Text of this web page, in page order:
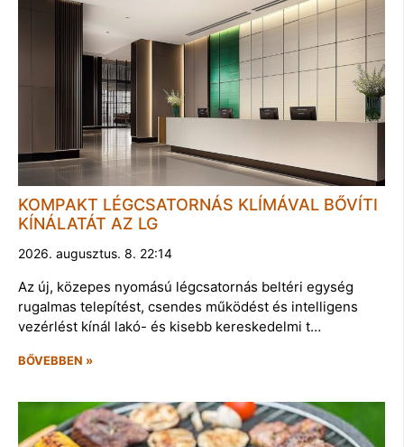
KOMPAKT LÉGCSATORNÁS KLÍMÁVAL BŐVÍTI
KÍNÁLATÁT AZ LG
2026. augusztus. 8. 22:14
Az új, közepes nyomású légcsatornás beltéri egység
rugalmas telepítést, csendes működést és intelligens
vezérlést kínál lakó- és kisebb kereskedelmi t…
BŐVEBBEN »